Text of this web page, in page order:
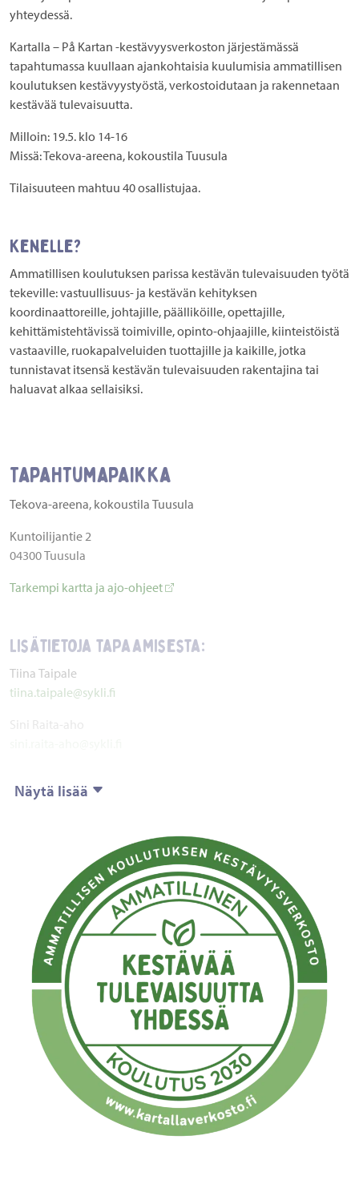
yhteydessä.
Kartalla – På Kartan -kestävyysverkoston järjestämässä
tapahtumassa kuullaan ajankohtaisia kuulumisia ammatillisen
koulutuksen kestävyystyöstä, verkostoidutaan ja rakennetaan
kestävää tulevaisuutta.
Milloin: 19.5. klo 14-16
Missä:Tekova-areena, kokoustila Tuusula
Tilaisuuteen mahtuu 40 osallistujaa.
Kenelle?
Ammatillisen koulutuksen parissa kestävän tulevaisuuden työtä
tekeville: vastuullisuus- ja kestävän kehityksen
koordinaattoreille, johtajille, päälliköille, opettajille,
kehittämistehtävissä toimiville, opinto-ohjaajille, kiinteistöistä
vastaaville, ruokapalveluiden tuottajille ja kaikille, jotka
tunnistavat itsensä kestävän tulevaisuuden rakentajina tai
haluavat alkaa sellaisiksi.
Tapahtumapaikka
Tekova-areena, kokoustila Tuusula
Kuntoilijantie 2
04300 Tuusula
Tarkempi kartta ja ajo-ohjeet
Lisätietoja tapaamisesta:
Tiina Taipale
tiina.taipale@sykli.fi
Sini Raita-aho
Näytä lisää